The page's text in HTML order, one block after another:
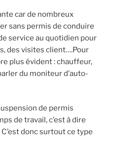
car de nombreux
sans permis de conduire
service au quotidien pour
des visites client….Pour
plus évident : chauffeur,
du moniteur d’auto-
de permis
de travail, c’est à dire
donc surtout ce type